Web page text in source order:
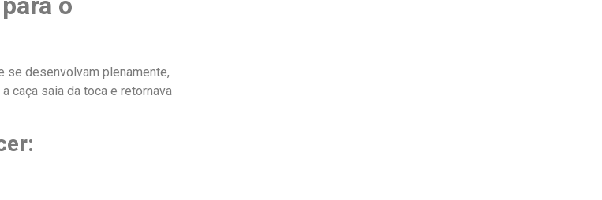
se desenvolvam plenamente,
caça saia da toca e retornava